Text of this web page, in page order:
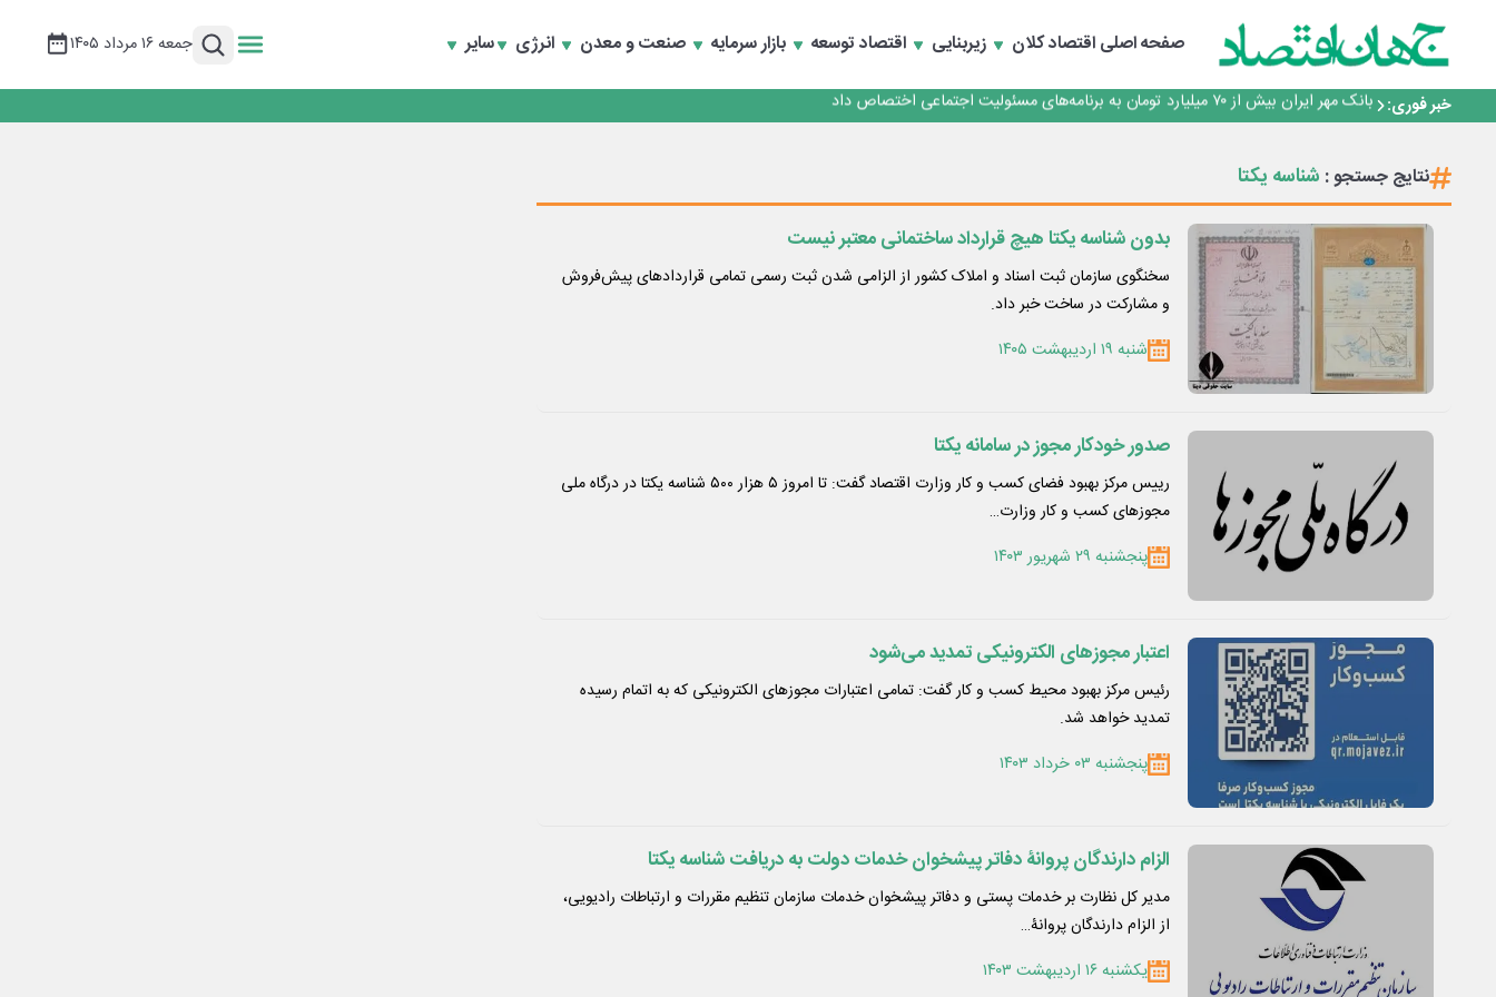
صفحه اصلیاقتصاد کلان زیربنایی اقتصاد توسعه بازار سرمایه صنعت و معدن انرژی سایر جمعه ۱۶ مرداد ۱۴۰۵
خبر فوری:
سرپرست اداره کل روابط عمومی بیمه مرکزی منصوب شد
اجرای برنامه تحول بانک با تمرکز بر منابع پایدار، درآمدهای کارمزدی و بازسازی اعتماد مشتریان
روایت بانک ایران زمین از بانکداری نوین با خلق تجربه برای مشتری
اجرای برنامه تحول بانک با تمرکز بر منابع پایدار، درآمدهای کارمزدی و بازسازی اعتماد مشتریان
بانک مهر ایران بیش از ۷۰ میلیارد تومان به برنامه‌های مسئولیت اجتماعی اختصاص داد
نتایج جستجو : شناسه یکتا
بدون شناسه یکتا هیچ قرارداد ساختمانی معتبر نیست
سخنگوی سازمان ثبت اسناد و املاک کشور از الزامی شدن ثبت رسمی تمامی قراردادهای پیش‌فروش
و مشارکت در ساخت خبر داد.
شنبه ۱۹ اردیبهشت ۱۴۰۵
صدور خودکار مجوز در سامانه یکتا
رییس مرکز بهبود فضای کسب و کار وزارت اقتصاد گفت: تا امروز ۵ هزار ۵۰۰ شناسه یکتا در درگاه ملی
مجوز‌های کسب و کار وزارت…
پنجشنبه ۲۹ شهریور ۱۴۰۳
اعتبار مجوزهای الکترونیکی تمدید می‌شود
رئیس مرکز بهبود محیط کسب و کار گفت: تمامی اعتبارات مجوزهای الکترونیکی که به اتمام رسیده
تمدید خواهد شد.
پنجشنبه ۰۳ خرداد ۱۴۰۳
الزام دارندگان پروانۀ دفاتر پیشخوان خدمات دولت به دریافت شناسه یکتا
مدیر کل نظارت بر خدمات پستی و دفاتر پیشخوان خدمات سازمان تنظیم مقررات و ارتباطات رادیویی،
از الزام دارندگان پروانۀ…
یکشنبه ۱۶ اردیبهشت ۱۴۰۳